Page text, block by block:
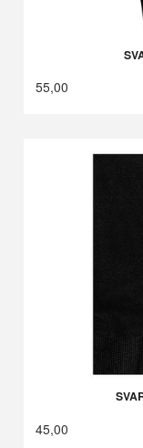
55,00
45,00